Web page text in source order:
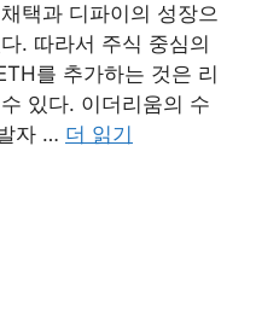
택과 디파이의 성장으
. 따라서 주식 중심의
를 추가하는 것은 리
있다. 이더리움의 수
자 … 더 읽기